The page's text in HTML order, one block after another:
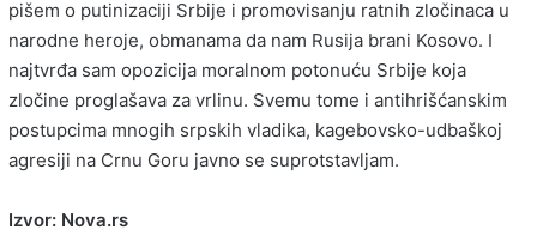
pišem o putinizaciji Srbije i promovisanju ratnih zločinaca u
narodne heroje, obmanama da nam Rusija brani Kosovo. I
najtvrđa sam opozicija moralnom potonuću Srbije koja
zločine proglašava za vrlinu. Svemu tome i antihrišćanskim
postupcima mnogih srpskih vladika, kagebovsko-udbaškoj
agresiji na Crnu Goru javno se suprotstavljam.
Izvor: Nova.rs